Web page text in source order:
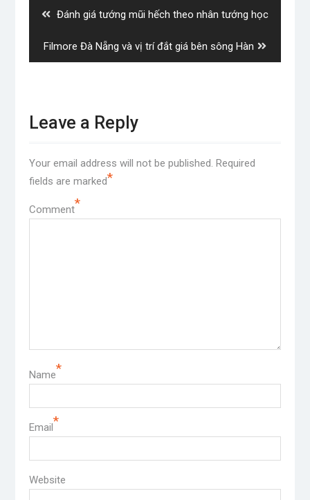
Previous
Đánh giá tướng mũi hếch theo nhân tướng học
Next
post:
Filmore Đà Nẵng và vị trí đắt giá bên sông Hàn
Leave a Reply
Your email address will not be published. Required
fields are marked*
Comment*
Name*
Email*
Website